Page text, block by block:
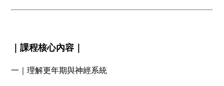
｜課程核心內容｜
一｜理解更年期與神經系統